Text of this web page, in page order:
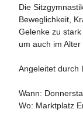
Die
Beweglichkeit,
Gelenke zu
um auch im
Angeleitet durch
Wann:
Wo: Marktplatz